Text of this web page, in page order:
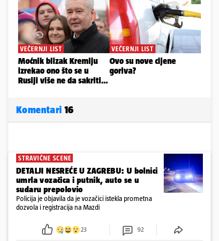
Komentari 16
STRAVIČNE SCENE
DETALJI NESREĆE U ZAGREBU: U bolnici
umrla vozačica i putnik, auto se u
sudaru prepolovio
Policija je objavila da je vozačici istekla prometna
dozvola i registracija na Mazdi
23 92